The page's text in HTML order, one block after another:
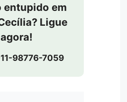
entupido em
Ligue
agora!
98776-7059